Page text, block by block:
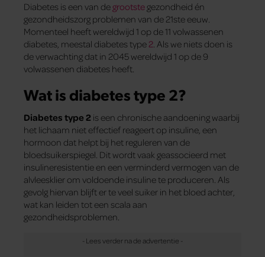
Diabetes is een van degrootste gezondheid én
gezondheidszorg problemen van de 21ste eeuw.
Momenteel heeft wereldwijd 1 op de 11 volwassenen
diabetes, meestal diabetes type 2. Als we niets doen is
de verwachting dat in 2045 wereldwijd 1 op de 9
volwassenen diabetes heeft.
Wat is diabetes type 2?
Diabetes type 2 is een chronische aandoening waarbij
het lichaam niet effectief reageert op insuline, een
hormoon dat helpt bij het reguleren van de
bloedsuikerspiegel. Dit wordt vaak geassocieerd met
insulineresistentie en een verminderd vermogen van de
alvleesklier om voldoende insuline te produceren. Als
gevolg hiervan blijft er te veel suiker in het bloed achter,
wat kan leiden tot een scala aan
gezondheidsproblemen.